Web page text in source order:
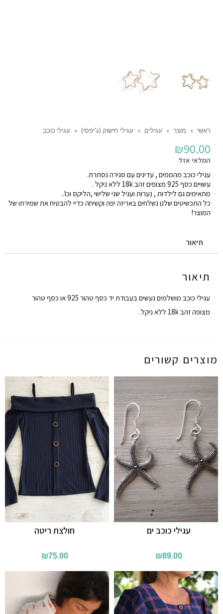
ראשי » מוצר » עגילים » עגילי חישוק (ג'יפסי) » עגילי כוכב
₪90.00
המלאי אזל
עגילי כוכב מהממים , עדינים עם סגירה נסתרת.
עשויים כסף 925 מצופים זהב 18k ללא ניקל .
מתאימים גם לילדות , נערות ועגיל שני שלישי ,הליקס וכו'..
כל התכשיטים שלנו נשלחים באריזה יפה וקשיחה כדיי להבטיח את שמירתו של
המוצר!
תיאור
תיאור
עגילי כוכב מושלמים נעשים בעבודת יד כסף טהור 925 או כסף טהור
מצופה זהב 18k ללא ניקל.
מוצרים קשורים
חולצת ריטה
₪75.00
עגילי כוכב ים
₪89.00